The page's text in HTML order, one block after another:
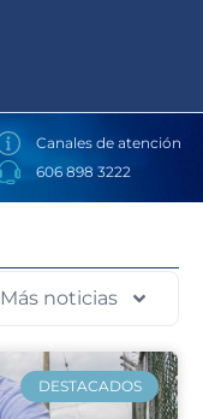
Canales de atención
606 898 3222
Más noticias
DESTACADOS